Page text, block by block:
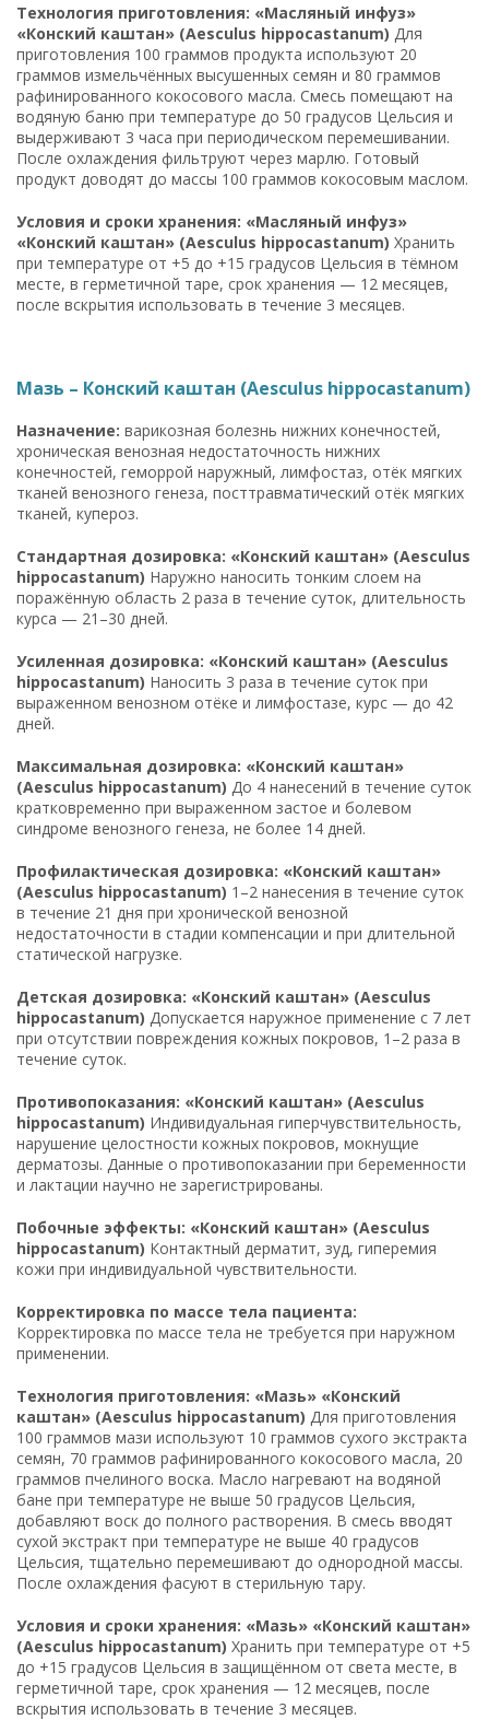
Технология приготовления: «Масляный инфуз»
«Конский каштан» (Aesculus hippocastanum) Для
приготовления 100 граммов продукта используют 20
граммов измельчённых высушенных семян и 80 граммов
рафинированного кокосового масла. Смесь помещают на
водяную баню при температуре до 50 градусов Цельсия и
выдерживают 3 часа при периодическом перемешивании.
После охлаждения фильтруют через марлю. Готовый
продукт доводят до массы 100 граммов кокосовым маслом.
Условия и сроки хранения: «Масляный инфуз»
«Конский каштан» (Aesculus hippocastanum) Хранить
при температуре от +5 до +15 градусов Цельсия в тёмном
месте, в герметичной таре, срок хранения — 12 месяцев,
после вскрытия использовать в течение 3 месяцев.
Мазь – Конский каштан (Aesculus hippocastanum)
Назначение: варикозная болезнь нижних конечностей,
хроническая венозная недостаточность нижних
конечностей, геморрой наружный, лимфостаз, отёк мягких
тканей венозного генеза, посттравматический отёк мягких
тканей, купероз.
Стандартная дозировка: «Конский каштан» (Aesculus
hippocastanum) Наружно наносить тонким слоем на
поражённую область 2 раза в течение суток, длительность
курса — 21–30 дней.
Усиленная дозировка: «Конский каштан» (Aesculus
hippocastanum) Наносить 3 раза в течение суток при
выраженном венозном отёке и лимфостазе, курс — до 42
дней.
Максимальная дозировка: «Конский каштан»
(Aesculus hippocastanum) До 4 нанесений в течение суток
кратковременно при выраженном застое и болевом
синдроме венозного генеза, не более 14 дней.
Профилактическая дозировка: «Конский каштан»
(Aesculus hippocastanum) 1–2 нанесения в течение суток
в течение 21 дня при хронической венозной
недостаточности в стадии компенсации и при длительной
статической нагрузке.
Детская дозировка: «Конский каштан» (Aesculus
hippocastanum) Допускается наружное применение с 7 лет
при отсутствии повреждения кожных покровов, 1–2 раза в
течение суток.
Противопоказания: «Конский каштан» (Aesculus
hippocastanum) Индивидуальная гиперчувствительность,
нарушение целостности кожных покровов, мокнущие
дерматозы. Данные о противопоказании при беременности
и лактации научно не зарегистрированы.
Побочные эффекты: «Конский каштан» (Aesculus
hippocastanum) Контактный дерматит, зуд, гиперемия
кожи при индивидуальной чувствительности.
Корректировка по массе тела пациента:
Корректировка по массе тела не требуется при наружном
применении.
Технология приготовления: «Мазь» «Конский
каштан» (Aesculus hippocastanum) Для приготовления
100 граммов мази используют 10 граммов сухого экстракта
семян, 70 граммов рафинированного кокосового масла, 20
граммов пчелиного воска. Масло нагревают на водяной
бане при температуре не выше 50 градусов Цельсия,
добавляют воск до полного растворения. В смесь вводят
сухой экстракт при температуре не выше 40 градусов
Цельсия, тщательно перемешивают до однородной массы.
После охлаждения фасуют в стерильную тару.
Условия и сроки хранения: «Мазь» «Конский каштан»
(Aesculus hippocastanum) Хранить при температуре от +5
до +15 градусов Цельсия в защищённом от света месте, в
герметичной таре, срок хранения — 12 месяцев, после
вскрытия использовать в течение 3 месяцев.